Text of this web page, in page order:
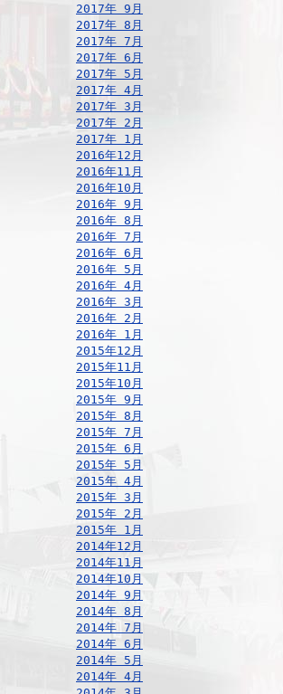
2017年 9月
2017年 8月
2017年 7月
2017年 6月
2017年 5月
2017年 4月
2017年 3月
2017年 2月
2017年 1月
2016年12月
2016年11月
2016年10月
2016年 9月
2016年 8月
2016年 7月
2016年 6月
2016年 5月
2016年 4月
2016年 3月
2016年 2月
2016年 1月
2015年12月
2015年11月
2015年10月
2015年 9月
2015年 8月
2015年 7月
2015年 6月
2015年 5月
2015年 4月
2015年 3月
2015年 2月
2015年 1月
2014年12月
2014年11月
2014年10月
2014年 9月
2014年 8月
2014年 7月
2014年 6月
2014年 5月
2014年 4月